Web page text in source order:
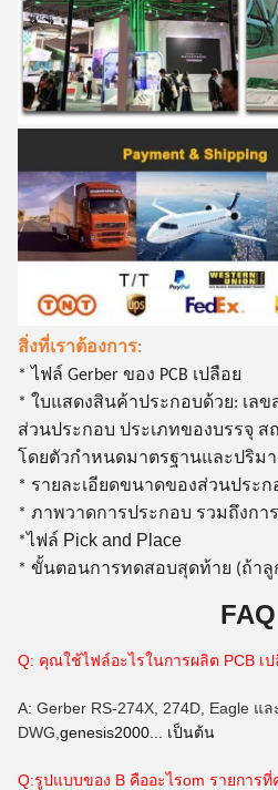
สิ่งที่เราต้องการ:
* ไฟล์ Gerber ของ PCB เปลือย
* ใบแสดงสินค้าประกอบด้วย: เล
ส่วนประกอบ ประเภทของบรรจุ
โดยตัวกําหนดมาตรฐานและปริม
* รายละเอียดขนาดของส่วนประ
* ภาพวาดการประกอบ รวมถึงกา
*ไฟล์ Pick and Place
* ขั้นตอนการทดสอบสุดท้าย (ถ้าลู
FAQ
Q: คุณใช้ไฟล์อะไรในการผลิต PCB เ
A: Gerber RS-274X, 274D, Eagle แล
DWG, genesis2000... เป็นต้น
Q:รูปแบบของ B คืออะไรom รายการ